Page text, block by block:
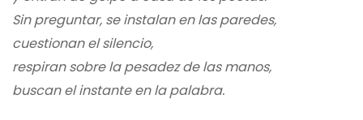
Sin preguntar, se instalan en las paredes,
cuestionan el silencio,
respiran sobre la pesadez de las manos,
buscan el instante en la palabra.